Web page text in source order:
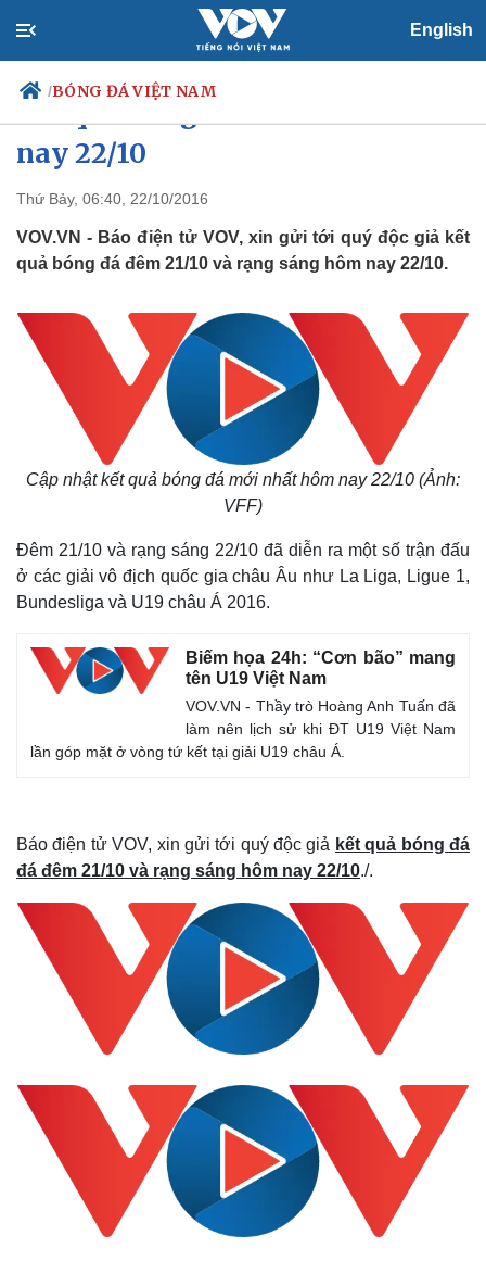
English
/BÓNG ĐÁ VIỆT NAM
Chính trị
Đảng
Tổ chức nhân sự
Tin 24h
Dự báo thời tiết
Việc làm
Biển đảo
nay 22/10
Thứ Bảy, 06:40, 22/10/2016
VOV.VN - Báo điện tử VOV, xin gửi tới quý độc giả kết
quả bóng đá đêm 21/10 và rạng sáng hôm nay 22/10.
Cập nhậtkết quả bóng đá mới nhất hôm nay 22/10 (Ảnh:
VFF)
Đêm 21/10 và rạng sáng 22/10 đã diễn ra một số trận đấu
ở các giải vô địch quốc gia châu Âu như La Liga, Ligue 1,
Bundesliga và U19 châu Á 2016.
Biếm họa 24h: “Cơn bão” mang
tên U19 Việt Nam
VOV.VN - Thầy trò Hoàng Anh Tuấn đã
làm nên lịch sử khi ĐT U19 Việt Nam
lần góp mặt ở vòng tứ kết tại giải U19 châu Á.
Báo điện tử VOV, xin gửi tới quý độc giả kết quả bóng đá
đá đêm 21/10 và rạng sáng hôm nay 22/10./.